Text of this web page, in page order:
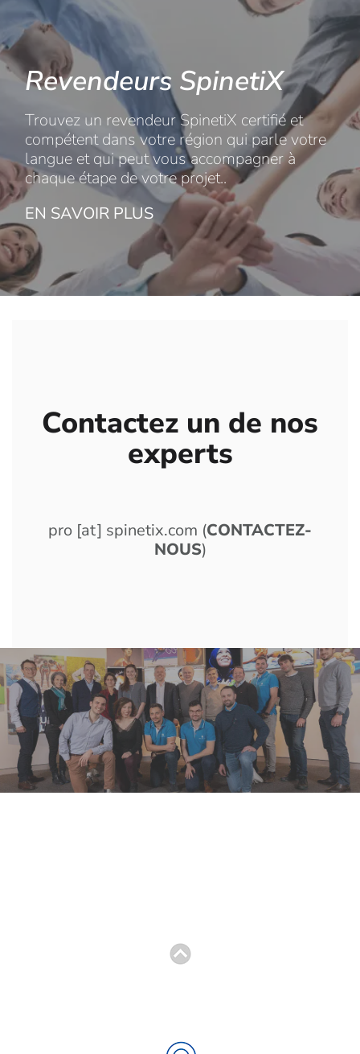
Revendeurs SpinetiX
Trouvez un revendeur SpinetiX certifié et
compétent dans votre région qui parle votre
langue et qui peut vous accompagner à
chaque étape de votre projet..
EN SAVOIR PLUS
Contactez un de nos
experts
pro [at] spinetix.com (CONTACTEZ-
NOUS)